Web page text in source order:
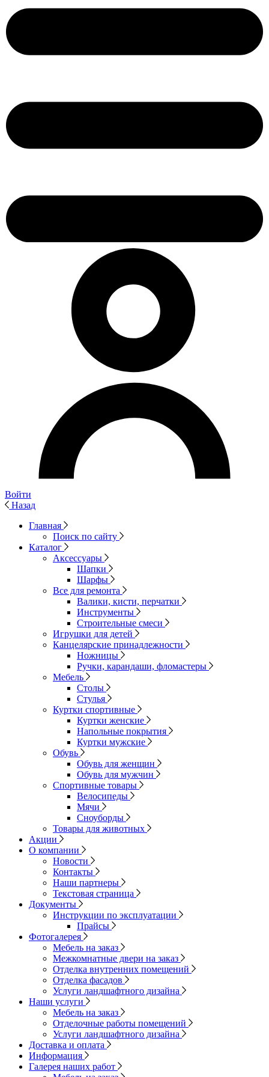
Войти
Назад
Главная
Поиск по сайту
Каталог
Аксессуары
Шапки
Шарфы
Все для ремонта
Валики, кисти, перчатки
Инструменты
Строительные смеси
Игрушки для детей
Канцелярские принадлежности
Ножницы
Ручки, карандаши, фломастеры
Мебель
Столы
Стулья
Куртки спортивные
Куртки женские
Напольные покрытия
Куртки мужские
Обувь
Обувь для женщин
Обувь для мужчин
Спортивные товары
Велосипеды
Мячи
Сноуборды
Товары для животных
Акции
О компании
Новости
Контакты
Наши партнеры
Текстовая страница
Документы
Инструкции по эксплуатации
Прайсы
Фотогалерея
Мебель на заказ
Межкомнатные двери на заказ
Отделка внутренних помещений
Отделка фасадов
Услуги ландшафтного дизайна
Наши услуги
Мебель на заказ
Отделочные работы помещений
Услуги ландшафтного дизайна
Доставка и оплата
Информация
Галерея наших работ